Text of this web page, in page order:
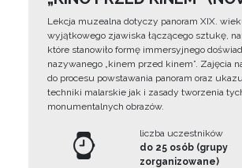
Lekcja muzealna dotyczy panoram XIX.
wyjątkowego zjawiska łączącego sztukę,
które stanowiło formę immersyjnego
nazywanego „kinem przed kinem”. Zajęcia
do procesu powstawania panoram oraz
techniki malarskie jak i zasady tworzenia
monumentalnych obrazów.
liczba uczestników
do 25 osób (grupy
zorganizowane)